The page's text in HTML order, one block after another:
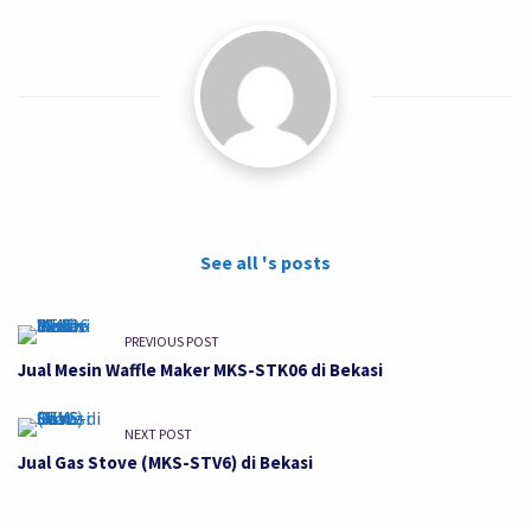
See all 's posts
PREVIOUS POST
Jual Mesin Waffle Maker MKS-STK06 di Bekasi
NEXT POST
Jual Gas Stove (MKS-STV6) di Bekasi